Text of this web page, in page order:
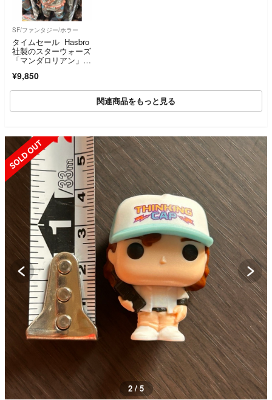
SF/ファンタジー/ホラー
タイムセール Hasbro
社製のスターウォーズ
「マンダロリアン」BI
ア
¥9,850
関連商品をもっと見る
SOLD OUT
2 / 5